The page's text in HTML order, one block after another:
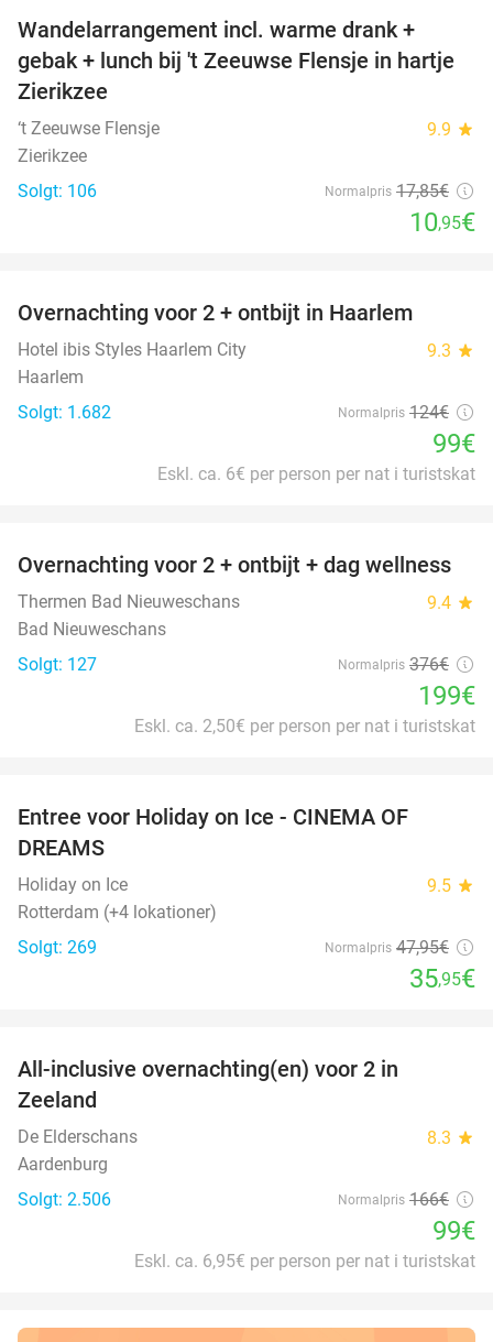
Wandelarrangement incl. warme drank +
gebak + lunch bij 't Zeeuwse Flensje in hartje
Zierikzee
‘t Zeeuwse Flensje 9.9 star
Zierikzee
Solgt: 106
Normalpris 17,85€
10,95€
Overnachting voor 2 + ontbijt in Haarlem
Hotel ibis Styles Haarlem City 9.3 star
Haarlem
Solgt: 1.682
Normalpris 124€
99€
Eskl. ca. 6€ per person per nat i turistskat
47%
Overnachting voor 2 + ontbijt + dag wellness
Thermen Bad Nieuweschans 9.4 star
Bad Nieuweschans
Solgt: 127
Normalpris 376€
199€
Eskl. ca. 2,50€ per person per nat i turistskat
Entree voor Holiday on Ice - CINEMA OF
DREAMS
Holiday on Ice 9.5 star
Rotterdam (+4 lokationer)
Solgt: 269
Normalpris 47,95€
35,95€
All-inclusive overnachting(en) voor 2 in
Zeeland
De Elderschans 8.3 star
Aardenburg
Solgt: 2.506
Normalpris 166€
99€
Eskl. ca. 6,95€ per person per nat i turistskat